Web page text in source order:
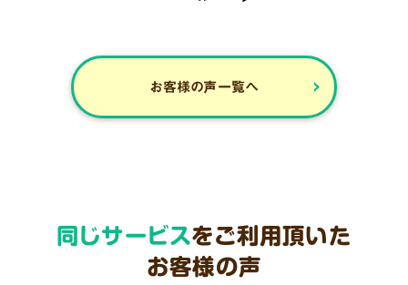
お客様の声一覧へ
同じサービスをご利用頂いた
お客様の声